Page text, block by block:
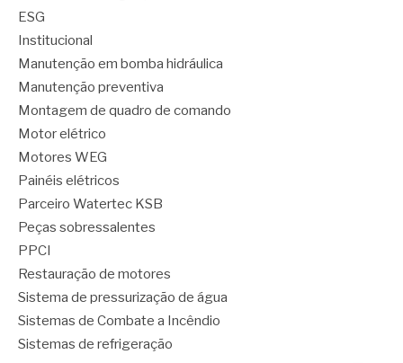
ESG
Institucional
Manutenção em bomba hidráulica
Manutenção preventiva
Montagem de quadro de comando
Motor elétrico
Motores WEG
Painéis elétricos
Parceiro Watertec KSB
Peças sobressalentes
PPCI
Restauração de motores
Sistema de pressurização de água
Sistemas de Combate a Incêndio
Sistemas de refrigeração